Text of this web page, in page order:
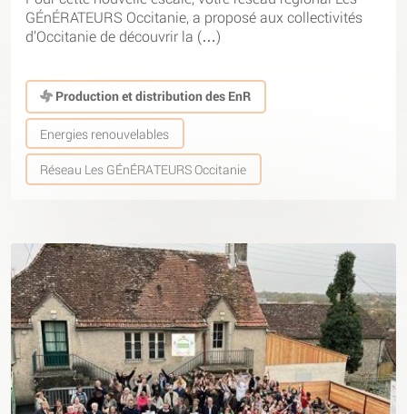
GÉnÉRATEURS Occitanie, a proposé aux collectivités
d’Occitanie de découvrir la (…)
Production et distribution des EnR
Energies renouvelables
Réseau Les GÉnÉRATEURS Occitanie